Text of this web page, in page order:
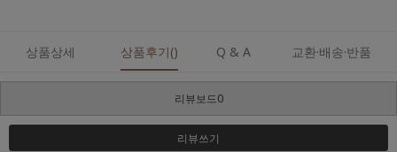
상품상세 상품후기() Q & A 교환·배송·반품
리뷰보드0
리뷰쓰기